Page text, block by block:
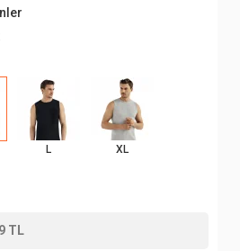
L XL
TL